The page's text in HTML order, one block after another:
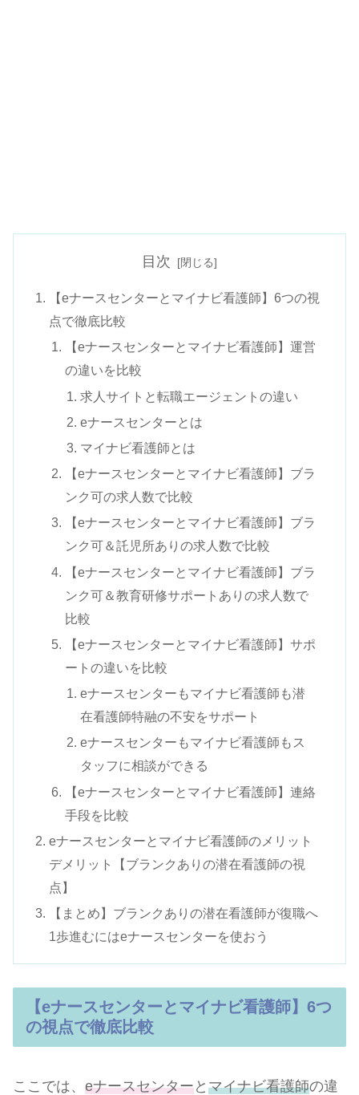
目次
【eナースセンターとマイナビ看護師】6つの視
点で徹底比較
【eナースセンターとマイナビ看護師】運営
の違いを比較
求人サイトと転職エージェントの違い
eナースセンターとは
マイナビ看護師とは
【eナースセンターとマイナビ看護師】ブラ
ンク可の求人数で比較
【eナースセンターとマイナビ看護師】ブラ
ンク可＆託児所ありの求人数で比較
【eナースセンターとマイナビ看護師】ブラ
ンク可＆教育研修サポートありの求人数で
比較
【eナースセンターとマイナビ看護師】サポ
ートの違いを比較
eナースセンターもマイナビ看護師も潜
在看護師特融の不安をサポート
eナースセンターもマイナビ看護師もス
タッフに相談ができる
【eナースセンターとマイナビ看護師】連絡
手段を比較
eナースセンターとマイナビ看護師のメリット
デメリット【ブランクありの潜在看護師の視
点】
【まとめ】ブランクありの潜在看護師が復職へ
1歩進むにはeナースセンターを使おう
【eナースセンターとマイナビ看護師】6つ
の視点で徹底比較
ここでは、 eナースセンターと マイナビ看護師の違